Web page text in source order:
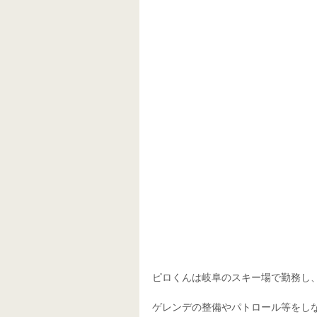
ピロくんは岐阜のスキー場で勤務し、
ゲレンデの整備やパトロール等をし